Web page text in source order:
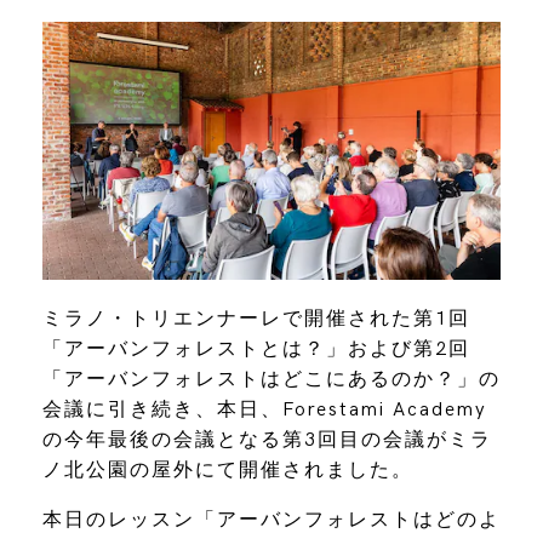
ミラノ・トリエンナーレで開催された第1回
「アーバンフォレストとは？」および第2回
「アーバンフォレストはどこにあるのか？」の
会議に引き続き、本日、Forestami Academy
の今年最後の会議となる第3回目の会議がミラ
ノ北公園の屋外にて開催されました。
本日のレッスン「アーバンフォレストはどのよ